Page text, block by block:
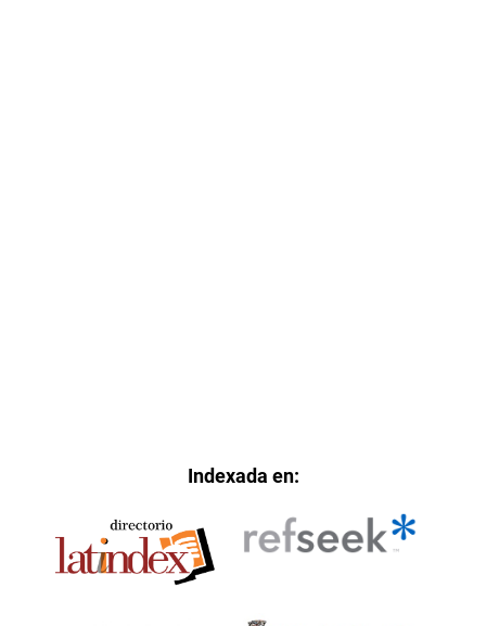
Indexada en: